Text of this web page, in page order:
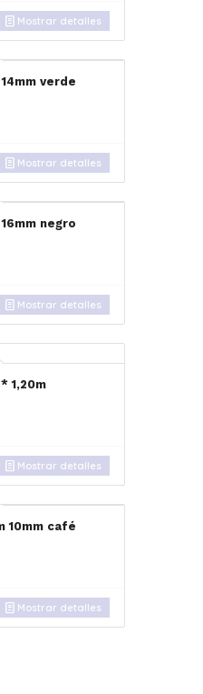
Mostrar detalles
verde
Mostrar detalles
negro
Mostrar detalles
1,20m
Mostrar detalles
10mm café
Mostrar detalles